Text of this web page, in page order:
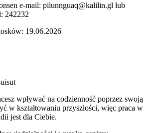
e-mail: pilunnguaq@kalilin.gl lub
242232
19.06.2026
wpływać na codzienność poprzez swoją
w kształtowaniu przyszłości, więc praca w
jest dla Ciebie.